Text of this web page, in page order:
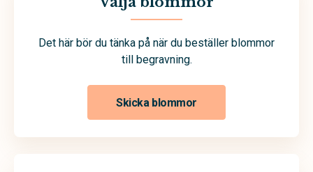
Det här bör du tänka på när du beställer blommor
till begravning.
Skicka blommor